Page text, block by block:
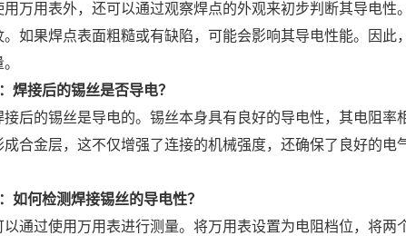
用万用表外，还可以通过观察焊点的外观来初步判断其导电
。如果焊点表面粗糙或有缺陷，可能会影响其导电性能。因
焊接后的锡丝是否导电？
接后的锡丝是导电的。锡丝本身具有良好的导电性，其电阻
成合金层，这不仅增强了连接的机械强度，还确保了良好的电
如何检测焊接锡丝的导电性？
以通过使用万用表进行测量。将万用表设置为电阻档位，将